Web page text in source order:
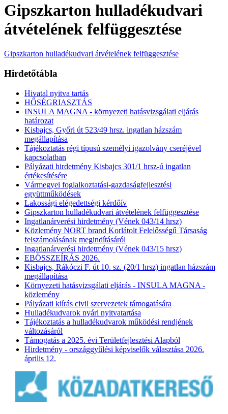
Gipszkarton hulladékudvari
átvételének felfüggesztése
Gipszkarton hulladékudvari átvételének felfüggesztése
Hirdetőtábla
Hivatal nyitva tartás
HŐSÉGRIASZTÁS
INSULA MAGNA - környezeti hatásvizsgálati eljárás
határozat
Kisbajcs, Győri út 523/49 hrsz. ingatlan házszám
megállapítása
Tájékoztatás régi típusú személyi igazolvány cseréjével
kapcsolatban
Pályázati hirdetmény Kisbajcs 301/1 hrsz-ú ingatlan
értékesítésére
Vármegyei foglalkoztatási-gazdaságfejlesztési
együttműködések
Lakossági elégedettségi kérdőív
Gipszkarton hulladékudvari átvételének felfüggesztése
Ingatlanárverési hirdetmény (Vének 043/14 hrsz)
Közlemény NORT brand Korlátolt Felelősségű Társaság
felszámolásának megindításáról
Ingatlanárverési hirdetmény (Vének 043/15 hrsz)
EBÖSSZEÍRÁS 2026.
Kisbajcs, Rákóczi F. út 10. sz. (20/1 hrsz) ingatlan házszám
megállapítása
Környezeti hatásvizsgálati eljárás - INSULA MAGNA -
közlemény
Pályázati kiírás civil szervezetek támogatására
Hulladékudvarok nyári nyitvatartása
Tájékoztatás a hulladékudvarok működési rendjének
változásáról
Támogatás a 2025. évi Területfejlesztési Alapból
Hirdetmény - országgyűlési képviselők választása 2026.
április 12.